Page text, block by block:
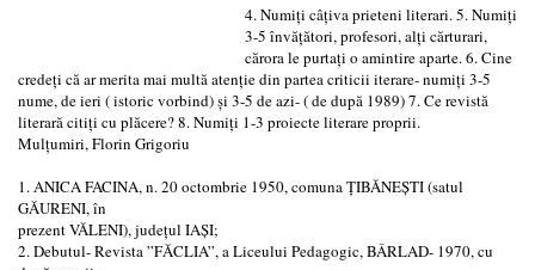
4. Numiți câțiva prieteni literari. 5. Numiți
3-5 învățători, profesori, alți cărturari,
cărora le purtați o amintire aparte. 6. Cine
credeți că ar merita mai multă atenție din partea criticii iterare- numiți 3-5
nume, de ieri ( istoric vorbind) și 3-5 de azi- ( de după 1989) 7. Ce revistă
literară citiți cu plăcere? 8. Numiți 1-3 proiecte literare proprii.
Mulțumiri, Florin Grigoriu
1. ANICA FACINA, n. 20 octombrie 1950, comuna ȚIBĂNEȘTI (satul
GĂURENI, în
prezent VĂLENI), județul IAȘI;
2. Debutul- Revista ”FĂCLIA”, a Liceului Pedagogic, BÂRLAD- 1970, cu